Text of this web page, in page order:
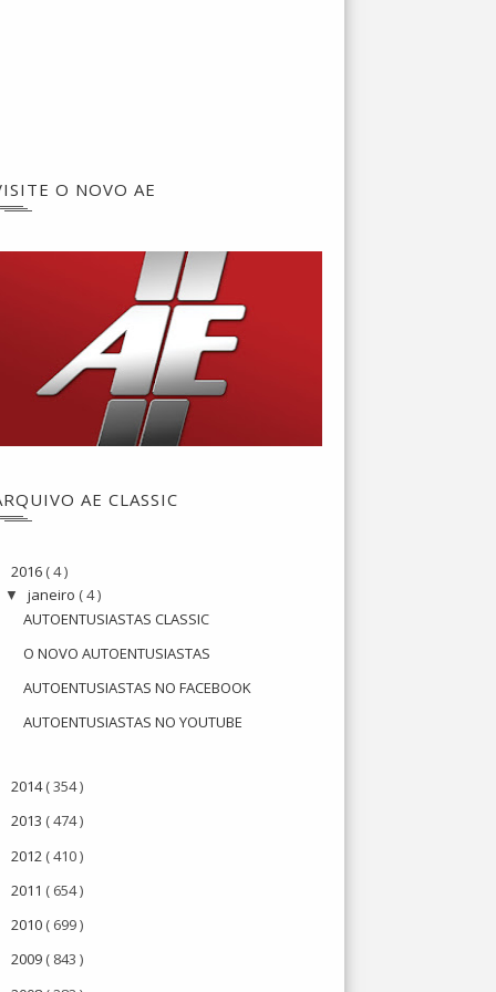
O NOVO AE
AE CLASSIC
2016 ( 4 )
▼janeiro ( 4 )
AUTOENTUSIASTAS CLASSIC
O NOVO AUTOENTUSIASTAS
AUTOENTUSIASTAS NO FACEBOOK
AUTOENTUSIASTAS NO YOUTUBE
2014( 354 )
2013 ( 474 )
2012 ( 410 )
2011 ( 654 )
2010 ( 699 )
2009 ( 843 )